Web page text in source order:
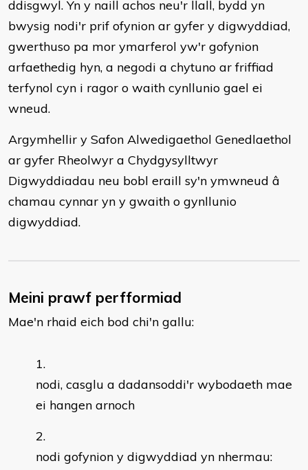
ddisgwyl. Yn y naill achos neu'r llall, bydd yn
bwysig nodi'r prif ofynion ar gyfer y digwyddiad,
gwerthuso pa mor ymarferol yw'r gofynion
arfaethedig hyn, a negodi a chytuno ar friffiad
terfynol cyn i ragor o waith cynllunio gael ei
wneud.
Argymhellir y Safon Alwedigaethol Genedlaethol
ar gyfer Rheolwyr a Chydgysylltwyr
Digwyddiadau neu bobl eraill sy'n ymwneud â
chamau cynnar yn y gwaith o gynllunio
digwyddiad.
Meini prawf perfformiad
Mae'n rhaid eich bod chi'n gallu:
nodi, casglu a dadansoddi'r wybodaeth mae
ei hangen arnoch
nodi gofynion y digwyddiad yn nhermau: